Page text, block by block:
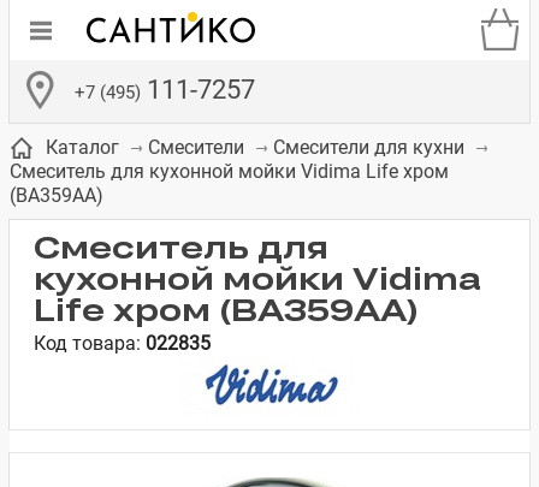
+7 (495) 111-7257
Бачки для
унитазов
Сиденья для
унитазов
Смесители для
встраиваемых
систем
Зеркало-шкаф
Полки в ванную
комнату
Комоды в
ванную комнату
Каталог Смесители
Смесители для кухни
Смеситель для кухонной мойки Vidima Life хром
(BA359AA)
Смеситель для
кухонной мойки Vidima
Life хром (BA359AA)
Код товара: 022835